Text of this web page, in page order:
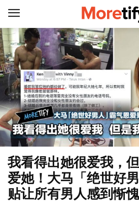
我看得出她很爱我，
爱她！大马「绝世好
贴让所有男人感到惭愧